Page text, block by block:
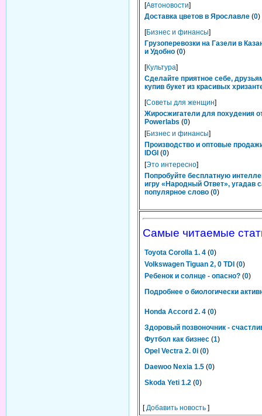
[Автоновости]
Доставка цветов в Ярославле (0)
[Бизнес и финансы]
Грузоперевозки на Газели в
и Удобно (0)
[Культура]
Сделайте приятное себе,
купив букет из красивых
[Советы для женщин]
Жиросжигатели для похудения
Powerlabs (0)
[Бизнес и финансы]
Производство и оптовые
IDGI (0)
[Это интересно]
Попробуйте бесплатную
игру «Народный Ответ», угадав
популярное слово (0)
Самые читаемые
Toyota Corolla 1. 4 (0)
Volkswagen Tiguan 2, 0 TDI (0)
Ребенок и солнце - опасно? (0)
Подробнее о биологически
Honda Accord 2. 4 (0)
Здоровый позвоночник -
Футбол как бизнес (1)
Opel Vectra 2. 0i (0)
Daewoo Nexia 1.5 (0)
Skoda Yeti 1.2 (0)
[Добавить новость ]